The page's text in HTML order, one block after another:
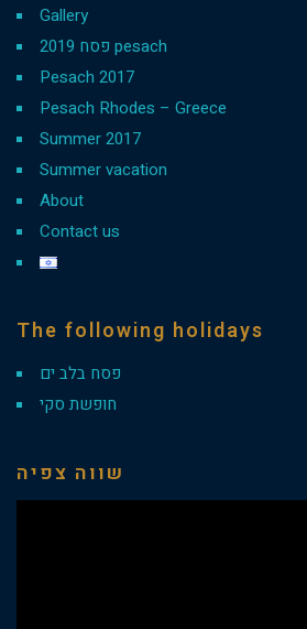
Gallery
פסח 2019 pesach
Pesach 2017
Pesach Rhodes – Greece
Summer 2017
Summer vacation
About
Contact us
The following holidays
פסח בלב ים
חופשת סקי
שווה צפיה